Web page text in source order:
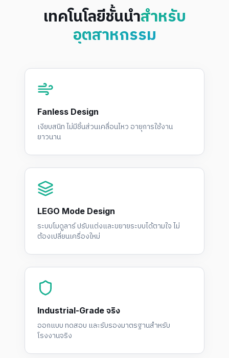
เทคโนโลยีชั้นนำสำหรับ
อุตสาหกรรม
Fanless Design
เงียบสนิท ไม่มีชิ้นส่วนเคลื่อนไหว อายุการใช้งาน
ยาวนาน
LEGO Mode Design
ระบบโมดูลาร์ ปรับแต่งและขยายระบบได้ตามใจ ไม่
ต้องเปลี่ยนเครื่องใหม่
Industrial-Grade จริง
ออกแบบ ทดสอบ และรับรองมาตรฐานสำหรับ
โรงงานจริง